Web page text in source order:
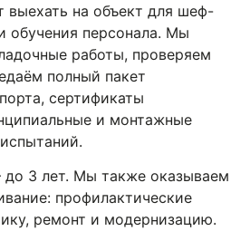
выехать на объект для шеф-
обучения персонала. Мы
работы, проверяем
полный пакет
сертификаты
и монтажные
3 лет. Мы также оказываем
профилактические
ремонт и модернизацию.